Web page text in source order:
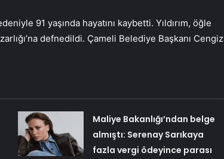
91 yaşında hayatını kaybetti. Yıldırım, öğle
defnedildi. Çameli Belediye Başkanı Cengiz
Maliye Bakanlığı’ndan belge
almıştı: Serenay Sarıkaya
fazla vergi ödeyince parası